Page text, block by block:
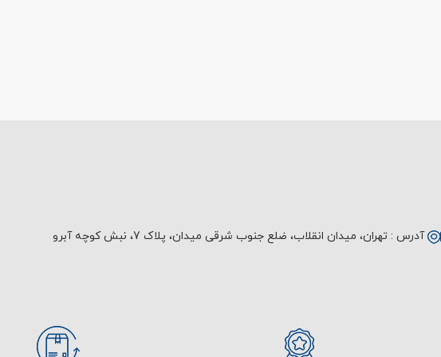
آدرس : تهران، میدان انقلاب، ضلع جنوب شرقی میدان، پلاک 7، نبش کوچه آبرو